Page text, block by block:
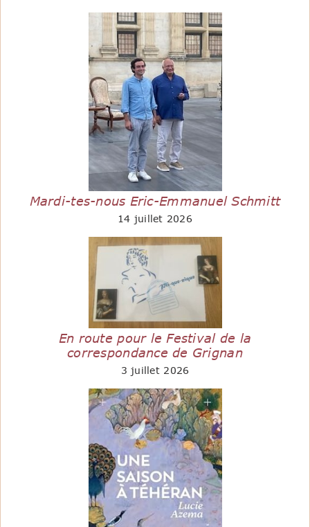
Mardi-tes-nous Eric-Emmanuel Schmitt
14 juillet 2026
En route pour le Festival de la
correspondance de Grignan
3 juillet 2026